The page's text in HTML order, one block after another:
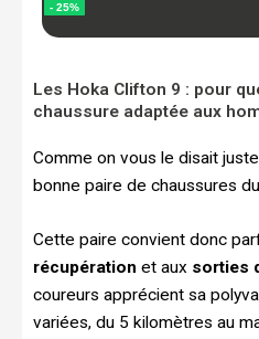
Les Hoka Clifton 9 : pour
chaussure adaptée aux
Comme on vous le disait
bonne paire de chaussures
Cette paire convient donc
récupération et aux sorties
coureurs apprécient sa
variées, du 5 kilomètres au